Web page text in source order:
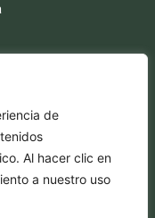
de
Al hacer clic en
a nuestro uso
diseinua